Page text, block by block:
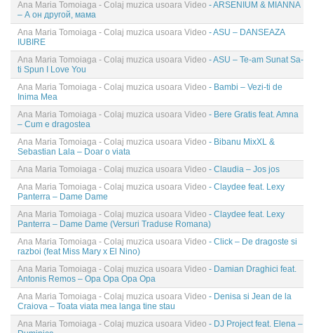
Ana Maria Tomoiaga - Colaj muzica usoara Video - ARSENIUM & MIANNA
– А он другой, мама
Ana Maria Tomoiaga - Colaj muzica usoara Video - ASU – DANSEAZA
IUBIRE
Ana Maria Tomoiaga - Colaj muzica usoara Video - ASU – Te-am Sunat Sa-
ti Spun I Love You
Ana Maria Tomoiaga - Colaj muzica usoara Video - Bambi – Vezi-ti de
Inima Mea
Ana Maria Tomoiaga - Colaj muzica usoara Video - Bere Gratis feat. Amna
– Cum e dragostea
Ana Maria Tomoiaga - Colaj muzica usoara Video - Bibanu MixXL &
Sebastian Lala – Doar o viata
Ana Maria Tomoiaga - Colaj muzica usoara Video - Claudia – Jos jos
Ana Maria Tomoiaga - Colaj muzica usoara Video - Claydee feat. Lexy
Panterra – Dame Dame
Ana Maria Tomoiaga - Colaj muzica usoara Video - Claydee feat. Lexy
Panterra – Dame Dame (Versuri Traduse Romana)
Ana Maria Tomoiaga - Colaj muzica usoara Video - Click – De dragoste si
razboi (feat Miss Mary x El Nino)
Ana Maria Tomoiaga - Colaj muzica usoara Video - Damian Draghici feat.
Antonis Remos – Opa Opa Opa Opa
Ana Maria Tomoiaga - Colaj muzica usoara Video - Denisa si Jean de la
Craiova – Toata viata mea langa tine stau
Ana Maria Tomoiaga - Colaj muzica usoara Video - DJ Project feat. Elena –